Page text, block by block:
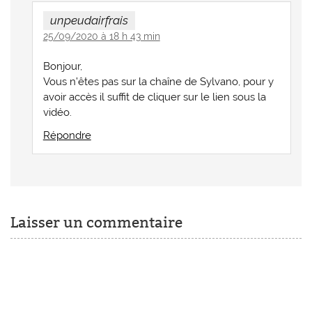
unpeudairfrais
25/09/2020 à 18 h 43 min
Bonjour,
Vous n’êtes pas sur la chaîne de Sylvano, pour y
avoir accès il suffit de cliquer sur le lien sous la
vidéo.
Répondre
Laisser un commentaire